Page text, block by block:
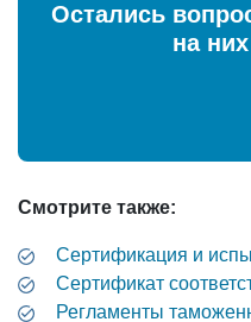
Остались
на
Смотрите также:
Сертификация и
Cертификат
Регламенты